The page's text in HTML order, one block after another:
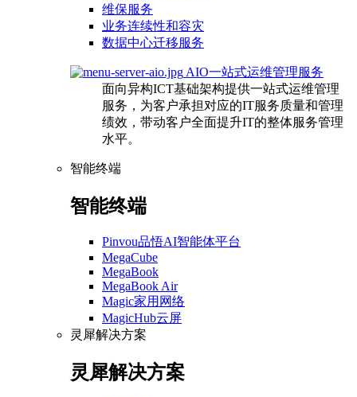
维保服务
业务连续性和容灾
数据中心迁移服务
AIO一站式运维管理服务
面向异构ICT基础架构提供一站式运维管理
服务，为客户承担对应的IT服务质量和管理
绩效，带动客户全面提升IT的整体服务管理
水平。
智能终端
智能终端
Pinvou品悟AI智能体平台
MegaCube
MegaBook
MegaBook Air
Magic家用网络
MagicHub云屏
灵犀解决方案
灵犀解决方案